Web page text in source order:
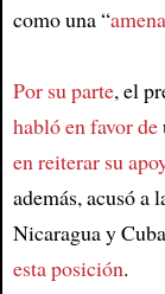
como una “
Por su parte, el
habló en favor de
en reiterar su
además, acusó a
Nicaragua y
esta posición.